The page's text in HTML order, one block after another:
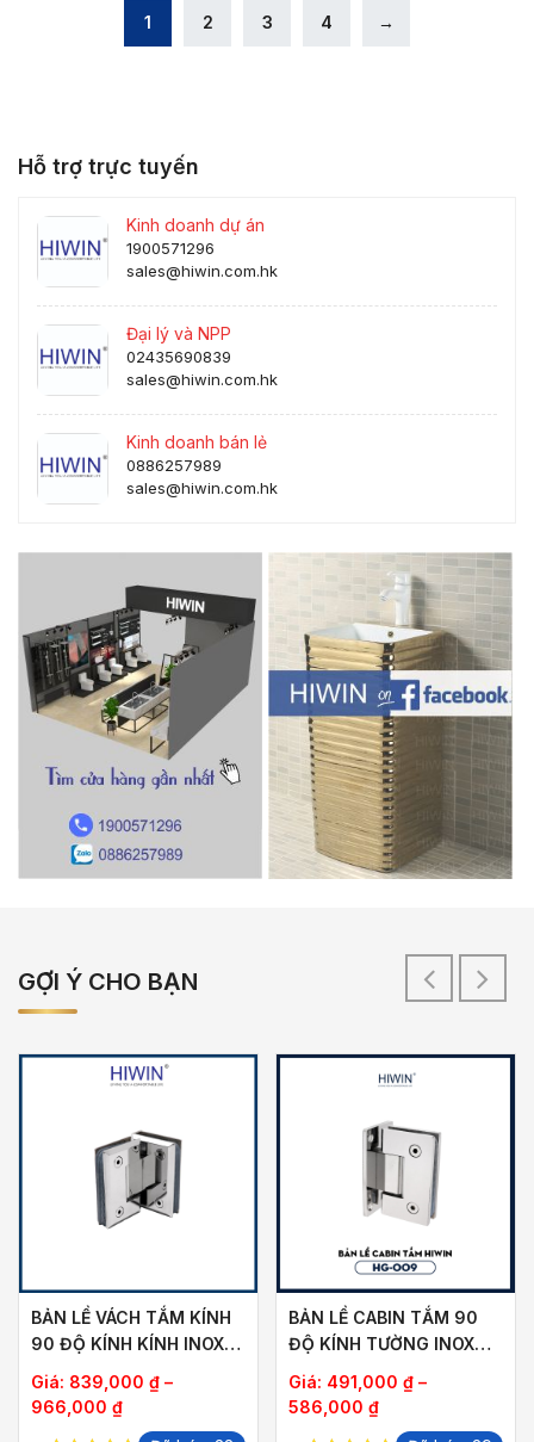
1 2 3 4 →
Hỗ trợ trực tuyến
Kinh doanh dự án
1900571296
sales@hiwin.com.hk
Đại lý và NPP
02435690839
sales@hiwin.com.hk
Kinh doanh bán lẻ
0886257989
sales@hiwin.com.hk
GỢI Ý CHO BẠN
BẢN LỀ VÁCH TẮM KÍNH
90 ĐỘ KÍNH KÍNH INOX
304 HIWIN HG-011
Giá: 839,000 ₫ –
966,000 ₫Khoảng
giá:
BẢN LỀ CABIN TẮM 90
ĐỘ KÍNH TƯỜNG INOX
304 HIWIN HG-009
Giá: 491,000 ₫ –
586,000 ₫Khoảng
giá: